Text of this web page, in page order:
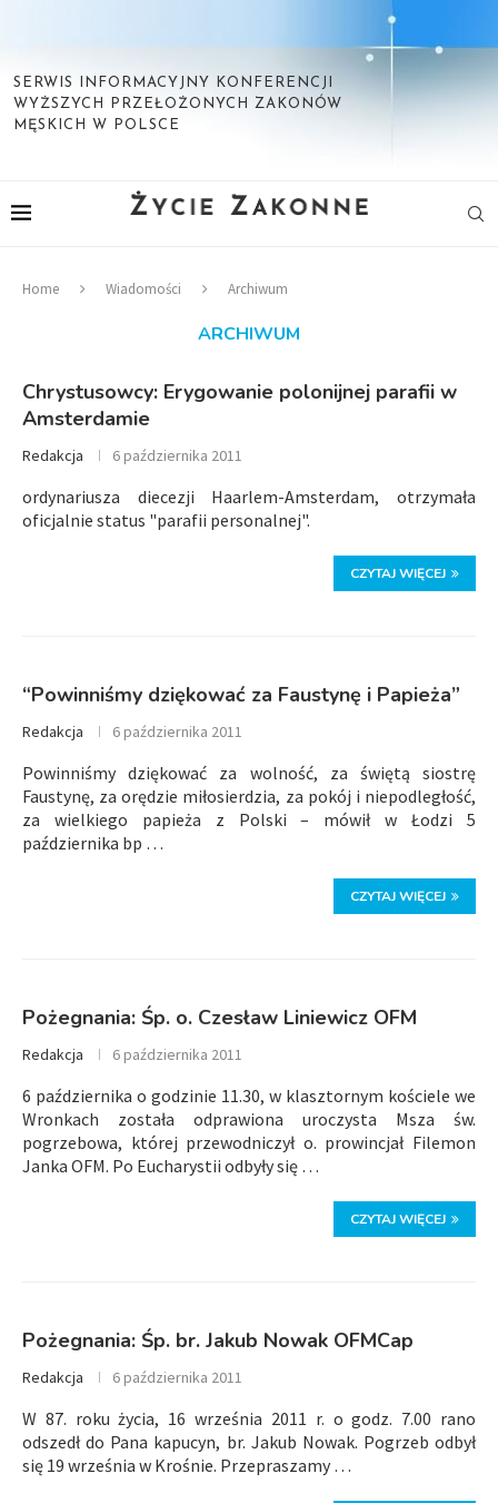
SERWIS INFORMACYJNY KONFERENCJI
WYŻSZYCH PRZEŁOŻONYCH ZAKONÓW
MĘSKICH W POLSCE
Home Wiadomości Archiwum
ARCHIWUM
Chrystusowcy: Erygowanie polonijnej parafii w
Amsterdamie
Redakcja 6 października 2011
ordynariusza diecezji Haarlem-Amsterdam, otrzymała
oficjalnie status "parafii personalnej".
CZYTAJ WIĘCEJ
“Powinniśmy dziękować za Faustynę i Papieża”
Redakcja 6 października 2011
Powinniśmy dziękować za wolność, za świętą siostrę
Faustynę, za orędzie miłosierdzia, za pokój i niepodległość,
za wielkiego papieża z Polski – mówił w Łodzi 5
października bp …
CZYTAJ WIĘCEJ
Pożegnania: Śp. o. Czesław Liniewicz OFM
Redakcja 6 października 2011
6 października o godzinie 11.30, w klasztornym kościele we
Wronkach została odprawiona uroczysta Msza św.
pogrzebowa, której przewodniczył o. prowincjał Filemon
Janka OFM. Po Eucharystii odbyły się …
CZYTAJ WIĘCEJ
Pożegnania: Śp. br. Jakub Nowak OFMCap
Redakcja 6 października 2011
W 87. roku życia, 16 września 2011 r. o godz. 7.00 rano
odszedł do Pana kapucyn, br. Jakub Nowak. Pogrzeb odbył
się 19 września w Krośnie. Przepraszamy …